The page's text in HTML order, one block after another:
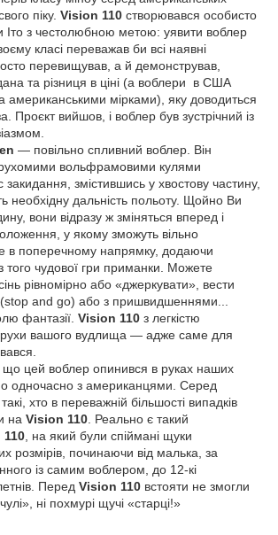
піку. Vision 110 створювався особисто
з честолюбною метою: уявити воблер
класі переважав би всі наявні
перевищував, а й демонстрував,
та різниця в ціні (а воблери в США
американськими мірками), яку доводиться
Проєкт вийшов, і воблер був зустрічний із
— повільно спливний воблер. Він
вольфрамовими кулями
закидання, змістившись у хвостову частину,
необхідну дальність польоту. Щойно Ви
вони відразу ж зміняться вперед і
у якому зможуть вільно
в поперечному напрямку, додаючи
того чудової гри приманки. Можете
рівномірно або «джеркувати», вести
and go) або з пришвидшеннями...
фантазії. Vision 110 з легкістю
рухи вашого вудлища — адже саме для
що цей воблер опинився в руках наших
одночасно з американцями. Серед
хто в переважній більшості випадків
на Vision 110 . Реально є такий
110 , на який були спіймані щуки
розмірів, починаючи від малька, за
із самим воблером, до 12-кі
Перед Vision 110 встояти не змогли
ні похмурі щучі «старці!»